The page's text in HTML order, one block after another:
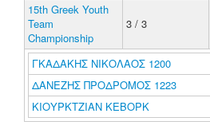
15th Greek Youth
Team
Championship
3 / 3
ΓΚΑΔΑΚΗΣ ΝΙΚΟΛΑΟΣ 1200
ΔΑΝΕΖΗΣ ΠΡΟΔΡΟΜΟΣ 1223
ΚΙΟΥΡΚΤΖΙΑΝ ΚΕΒΟΡΚ